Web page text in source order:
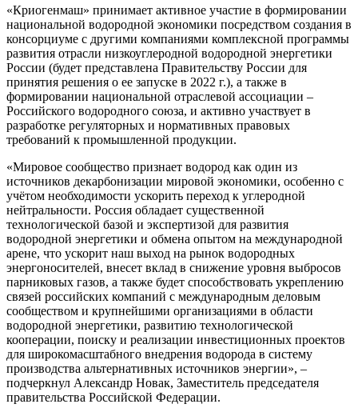
«Криогенмаш» принимает активное участие в формировании
национальной водородной экономики посредством создания в
консорциуме с другими компаниями комплексной программы
развития отрасли низкоуглеродной водородной энергетики
России (будет представлена Правительству России для
принятия решения о ее запуске в 2022 г.), а также в
формировании национальной отраслевой ассоциации –
Российского водородного союза, и активно участвует в
разработке регуляторных и нормативных правовых
требований к промышленной продукции.
«Мировое сообщество признает водород как один из
источников декарбонизации мировой экономики, особенно с
учётом необходимости ускорить переход к углеродной
нейтральности. Россия обладает существенной
технологической базой и экспертизой для развития
водородной энергетики и обмена опытом на международной
арене, что ускорит наш выход на рынок водородных
энергоносителей, внесет вклад в снижение уровня выбросов
парниковых газов, а также будет способствовать укреплению
связей российских компаний с международным деловым
сообществом и крупнейшими организациями в области
водородной энергетики, развитию технологической
кооперации, поиску и реализации инвестиционных проектов
для широкомасштабного внедрения водорода в систему
производства альтернативных источников энергии», –
подчеркнул Александр Новак, Заместитель председателя
правительства Российской Федерации.